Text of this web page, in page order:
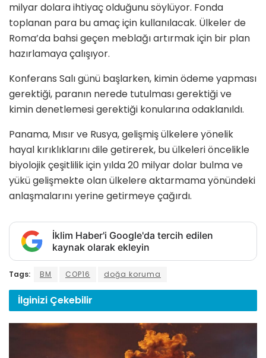
milyar dolara ihtiyaç olduğunu söylüyor. Fonda
toplanan para bu amaç için kullanılacak. Ülkeler de
Roma’da bahsi geçen meblağı artırmak için bir plan
hazırlamaya çalışıyor.
Konferans Salı günü başlarken, kimin ödeme yapması
gerektiği, paranın nerede tutulması gerektiği ve
kimin denetlemesi gerektiği konularına odaklanıldı.
Panama, Mısır ve Rusya, gelişmiş ülkelere yönelik
hayal kırıklıklarını dile getirerek, bu ülkeleri öncelikle
biyolojik çeşitlilik için yılda 20 milyar dolar bulma ve
yükü gelişmekte olan ülkelere aktarmama yönündeki
anlaşmalarını yerine getirmeye çağırdı.
İklim Haber'i Google'da tercih edilen
kaynak olarak ekleyin
Tags: BM COP16 doğa koruma
İlginizi Çekebilir